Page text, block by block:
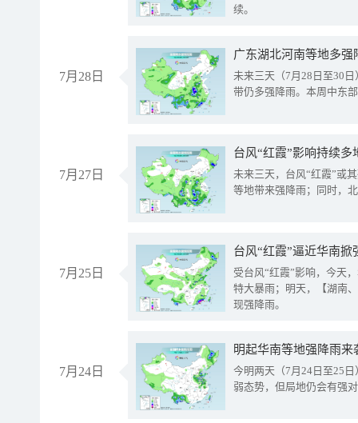
续。
7月28日
广东湖北河南等地多
未来三天（7月28日至30
带仍多强降雨。本周中东
7月27日
台风“红霞”影响持续
未来三天，台风“红霞”或
等地带来强降雨；同时，
7月25日
台风“红霞”逼近华南
受台风“红霞”影响，今天
特大暴雨；明天，【湖南
现强降雨。
7月24日
明起华南等地强降雨
今明两天（7月24日至25
弱态势，但局地仍会有强